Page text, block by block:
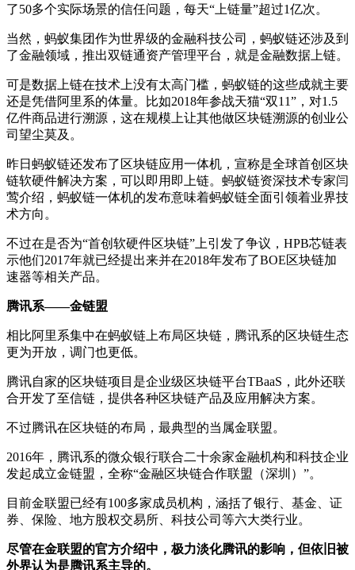
了50多个实际场景的信任问题，每天“上链量”超过1亿次。
当然，蚂蚁集团作为世界级的金融科技公司，蚂蚁链还涉及到
了金融领域，推出双链通资产管理平台，就是金融数据上链。
可是数据上链在技术上没有太高门槛，蚂蚁链的这些成就主要
还是凭借阿里系的体量。比如2018年参战天猫“双11”，对1.5
亿件商品进行溯源，这在规模上让其他做区块链溯源的创业公
司望尘莫及。
昨日蚂蚁链还发布了区块链应用一体机，宣称是全球首创区块
链软硬件解决方案，可以即用即上链。蚂蚁链资深技术专家闫
莺介绍，蚂蚁链一体机的发布意味着蚂蚁链全面引领着业界技
术方向。
不过在是否为“首创软硬件区块链”上引发了争议，HPB芯链表
示他们2017年就已经提出来并在2018年发布了BOE区块链加
速器等相关产品。
腾讯系——金链盟
相比阿里系集中在蚂蚁链上布局区块链，腾讯系的区块链生态
更为开放，调门也更低。
腾讯自家的区块链项目是企业级区块链平台TBaaS，此外还联
合开发了至信链，提供各种区块链产品及应用解决方案。
不过腾讯在区块链的布局，最典型的当属金联盟。
2016年，腾讯系的微众银行联合二十余家金融机构和科技企业
发起成立金链盟，全称“金融区块链合作联盟（深圳）”。
目前金联盟已经有100多家成员机构，涵括了银行、基金、证
券、保险、地方股权交易所、科技公司等六大类行业。
尽管在金联盟的官方介绍中，极力淡化腾讯的影响，但依旧被
外界认为是腾讯系主导的。